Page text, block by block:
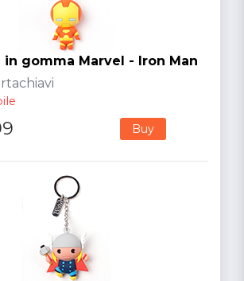
in gomma Marvel - Iron Man
Buy